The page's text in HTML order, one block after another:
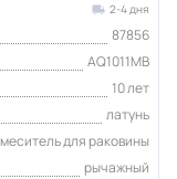
2-4 дня
87856
AQ1011MB
10 лет
латунь
для раковины
рычажный